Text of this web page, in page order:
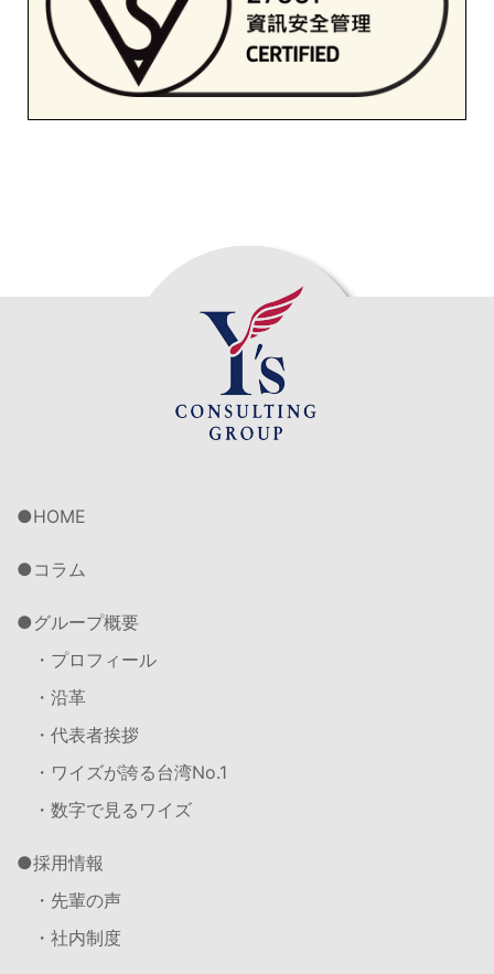
HOME
コラム
グループ概要
・プロフィール
・沿革
・代表者挨拶
・ワイズが誇る台湾No.1
・数字で見るワイズ
採用情報
・先輩の声
・社内制度